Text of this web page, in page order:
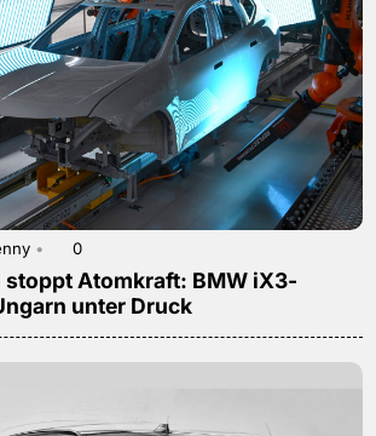
• 0
stoppt Atomkraft: BMW iX3-
unter Druck